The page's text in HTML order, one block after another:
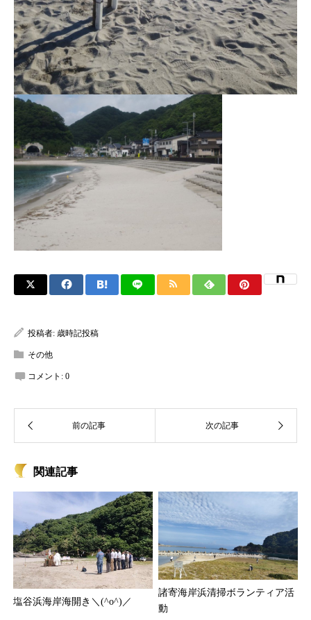
投稿者: 歳時記投稿
その他
コメント: 0
関連記事
塩谷浜海岸海開き＼(^o^)／
諸寄海岸浜清掃ボランティア活
動